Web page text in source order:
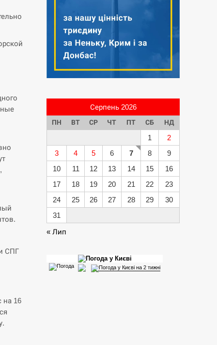
СПГ
на 16
Серпень 2026
ПН ВТ СР ЧТ ПТ СБ НД
1
2
3
4 5 6 7 8
9
10
11 12 13 14 15
16
17
18 19 20 21 22
23
24
25 26 27 28 29
30
31
« Лип